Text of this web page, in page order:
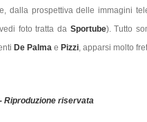
dalla prospettiva delle immagini
foto tratta da Sportube). Tutto
De Palma e Pizzi, apparsi molto
Riproduzione riservata